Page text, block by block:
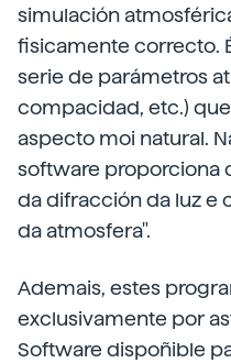
simulación
fisicamente correcto.
serie de parámetros
compacidad, etc.)
aspecto moi natural.
software proporciona
da difracción da luz e
da atmosfera".
Ademais, estes
exclusivamente por
Software dispoñible